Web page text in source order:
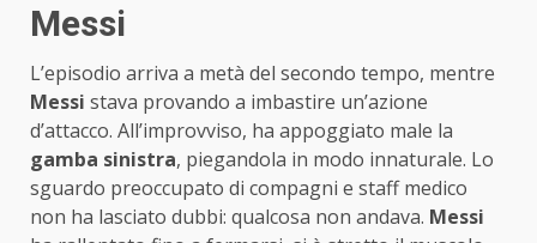
Messi
L’episodio arriva a metà del secondo tempo, mentre
Messi stava provando a imbastire un’azione
d’attacco. All’improvviso, ha appoggiato male la
gamba sinistra, piegandola in modo innaturale. Lo
sguardo preoccupato di compagni e staff medico
non ha lasciato dubbi: qualcosa non andava. Messi